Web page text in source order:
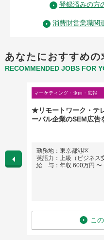
登録済みの方
消費財営業職関
あなたにおすすめの
RECOMMENDED JOBS FOR
マーケティング・企画・広報
★リモートワーク・テ
ーバル企業のSEM広告
勤務地：東京都港区
英語力：上級（ビジネス
給 与：年収 600万円 〜
こ